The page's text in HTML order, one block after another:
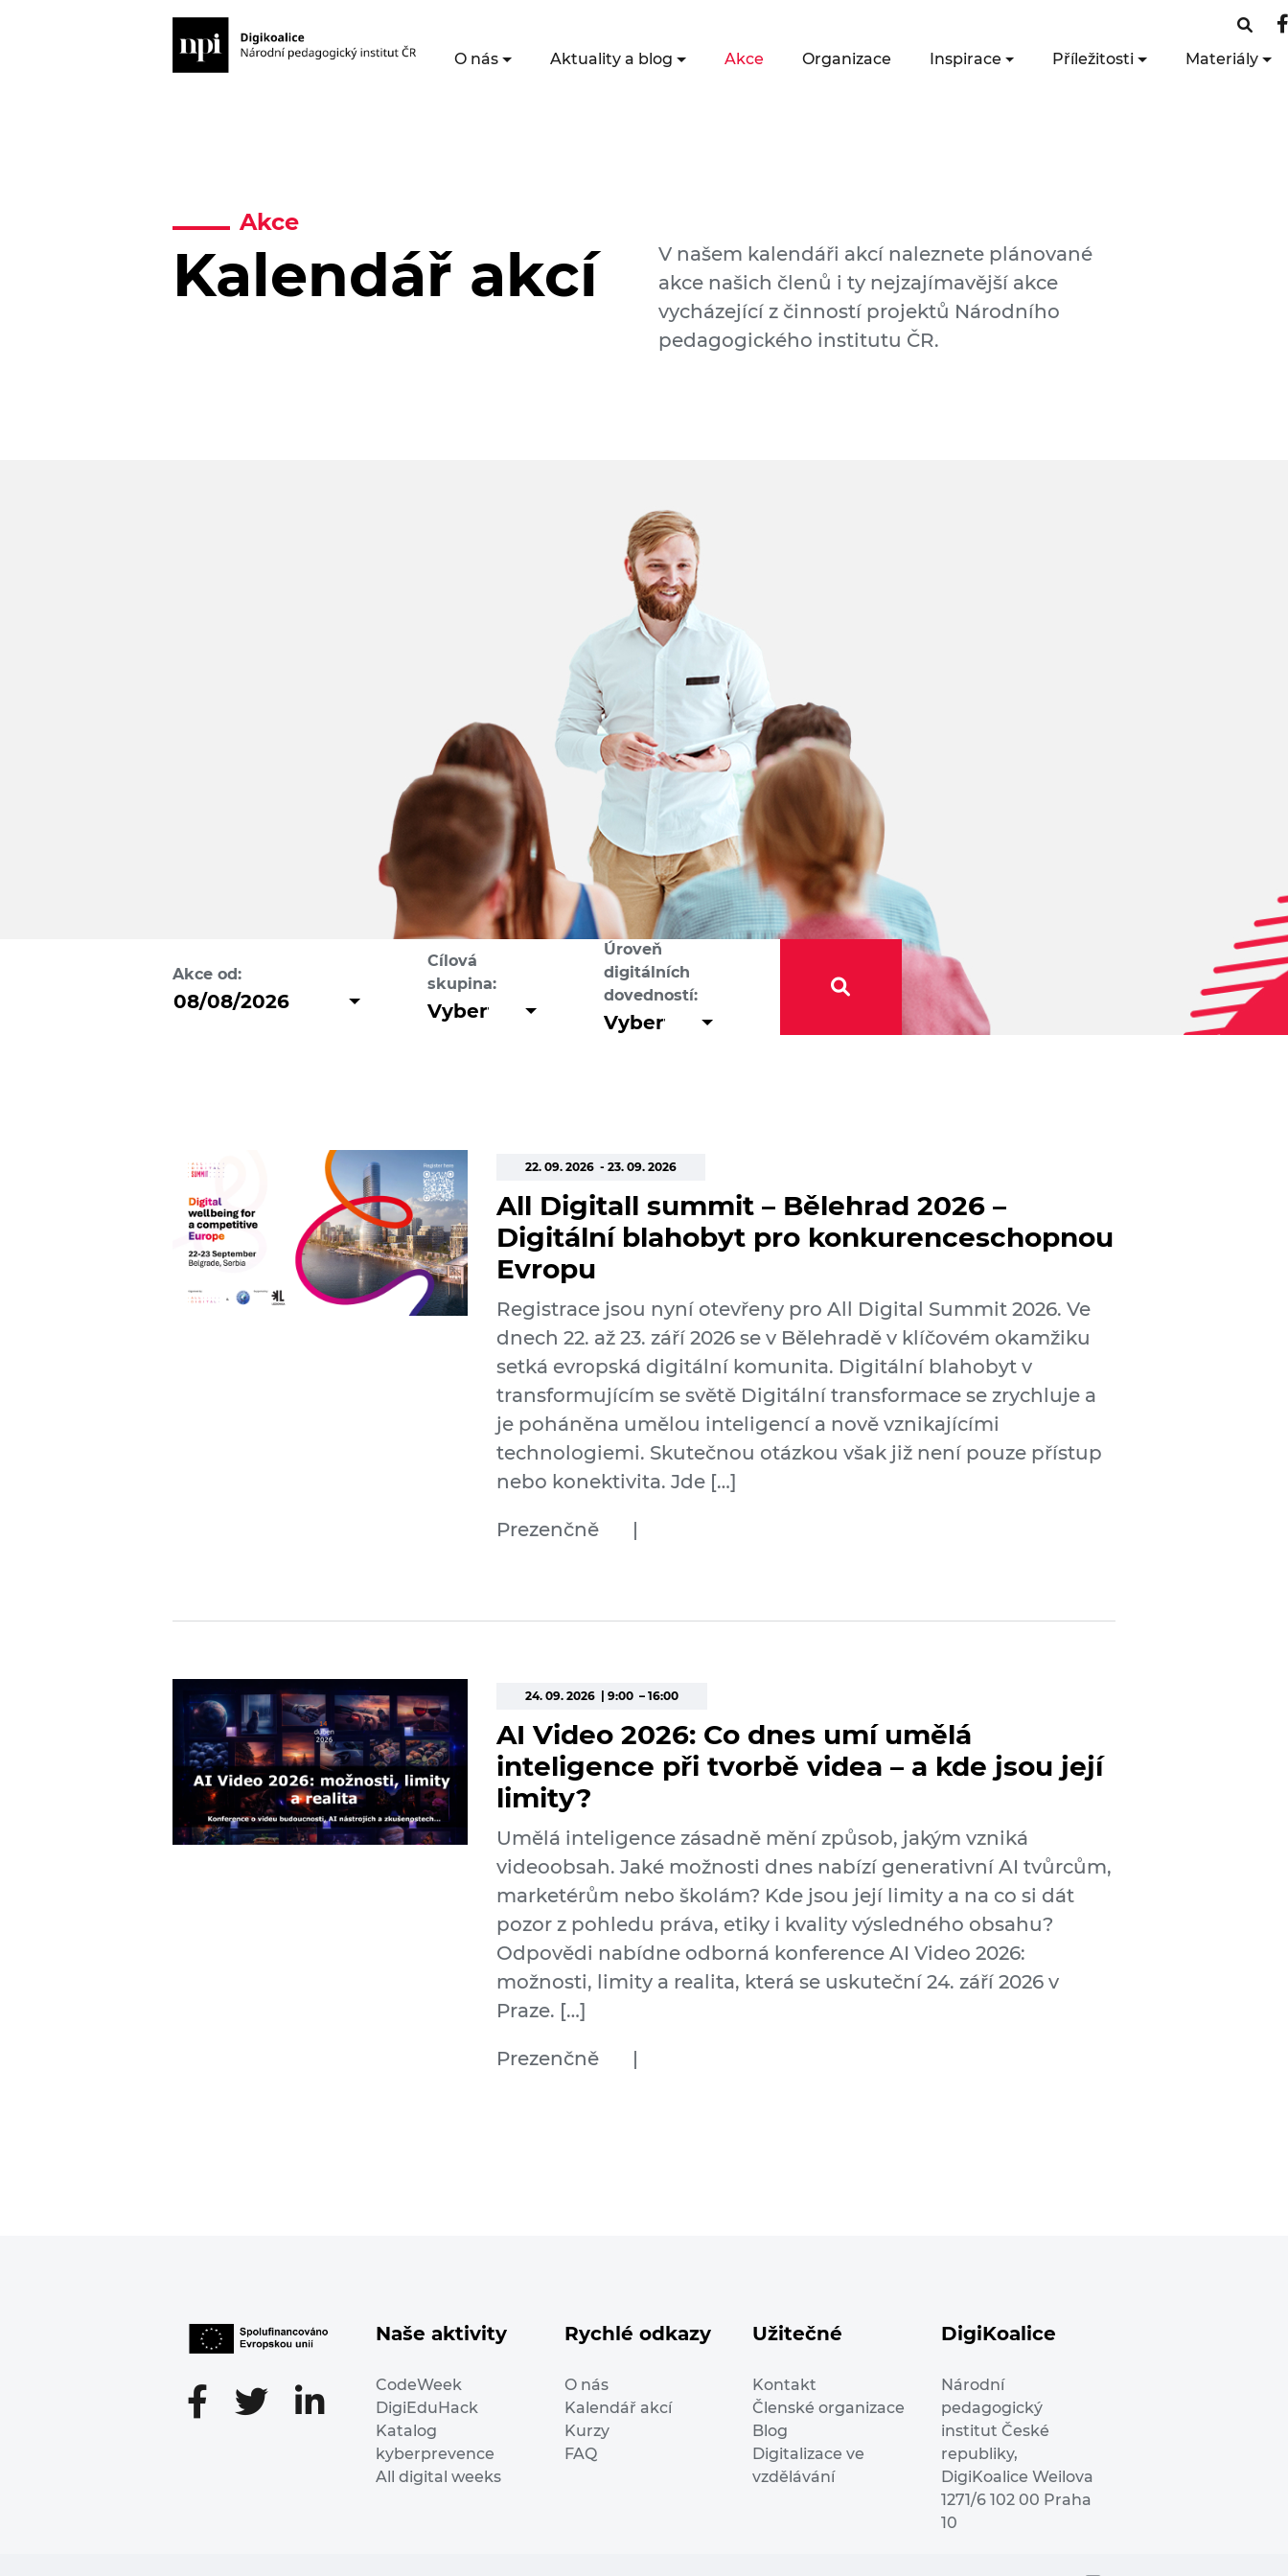
O nás Aktuality a blog Akce Organizace Inspirace Příležitosti Materiály
Akce
Kalendář akcí
V našem kalendáři akcí naleznete plánované
akce našich členů i ty nejzajímavější akce
vycházející z činností projektů Národního
pedagogického institutu ČR.
Akce od:
Cílová
skupina:
Úroveň
digitálních
dovedností:
22. 09. 2026 - 23. 09. 2026
All Digitall summit – Bělehrad 2026 –
Digitální blahobyt pro konkurenceschopnou
Evropu
Registrace jsou nyní otevřeny pro All Digital Summit 2026. Ve
dnech 22. až 23. září 2026 se v Bělehradě v klíčovém okamžiku
setká evropská digitální komunita. Digitální blahobyt v
transformujícím se světě Digitální transformace se zrychluje a
je poháněna umělou inteligencí a nově vznikajícími
technologiemi. Skutečnou otázkou však již není pouze přístup
nebo konektivita. Jde […]
Prezenčně |
24. 09. 2026 | 9:00 – 16:00
AI Video 2026: Co dnes umí umělá
inteligence při tvorbě videa – a kde jsou její
limity?
Umělá inteligence zásadně mění způsob, jakým vzniká
videoobsah. Jaké možnosti dnes nabízí generativní AI tvůrcům,
marketérům nebo školám? Kde jsou její limity a na co si dát
pozor z pohledu práva, etiky i kvality výsledného obsahu?
Odpovědi nabídne odborná konference AI Video 2026:
možnosti, limity a realita, která se uskuteční 24. září 2026 v
Praze. […]
Prezenčně |
Naše aktivity
CodeWeek
DigiEduHack
Katalog
kyberprevence
All digital weeks
Rychlé odkazy
O nás
Kalendář akcí
Kurzy
FAQ
Užitečné
Kontakt
Členské organizace
Blog
Digitalizace ve
vzdělávání
DigiKoalice
Národní
pedagogický
institut České
republiky,
DigiKoalice Weilova
1271/6 102 00 Praha
10